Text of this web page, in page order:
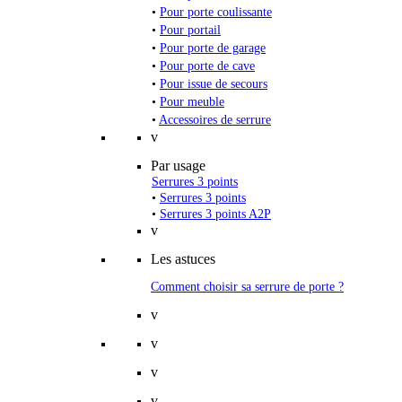
• Pour porte coulissante
• Pour portail
• Pour porte de garage
• Pour porte de cave
• Pour issue de secours
• Pour meuble
• Accessoires de serrure
v
Par usage
Serrures 3 points
• Serrures 3 points
• Serrures 3 points A2P
v
Les astuces
Comment choisir sa serrure de porte ?
v
v
v